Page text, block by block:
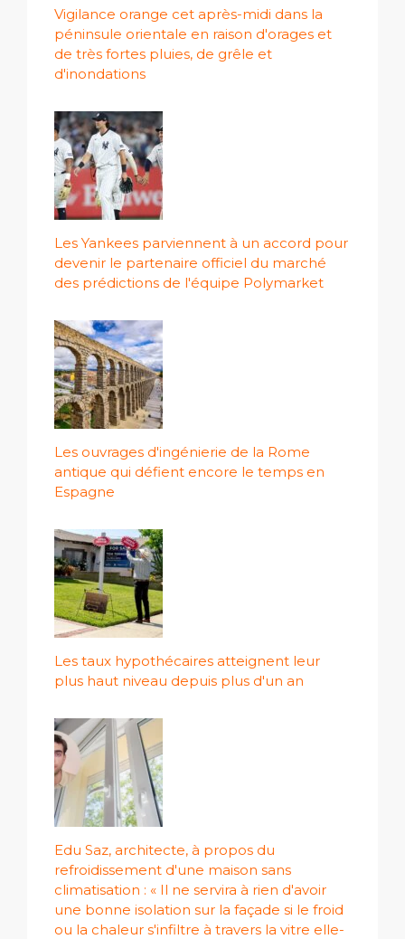
Vigilance orange cet après-midi dans la
péninsule orientale en raison d'orages et
de très fortes pluies, de grêle et
d'inondations
Les Yankees parviennent à un accord pour
devenir le partenaire officiel du marché
des prédictions de l'équipe Polymarket
Les ouvrages d'ingénierie de la Rome
antique qui défient encore le temps en
Espagne
Les taux hypothécaires atteignent leur
plus haut niveau depuis plus d'un an
Edu Saz, architecte, à propos du
refroidissement d'une maison sans
climatisation : « Il ne servira à rien d'avoir
une bonne isolation sur la façade si le froid
ou la chaleur s'infiltre à travers la vitre elle-